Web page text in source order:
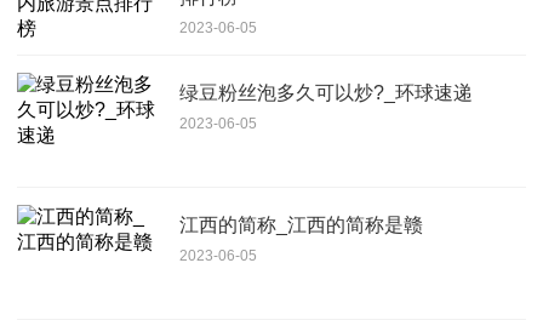
2023-06-05
绿豆粉丝泡多久可以炒?_环球速递
2023-06-05
江西的简称_江西的简称是赣
2023-06-05